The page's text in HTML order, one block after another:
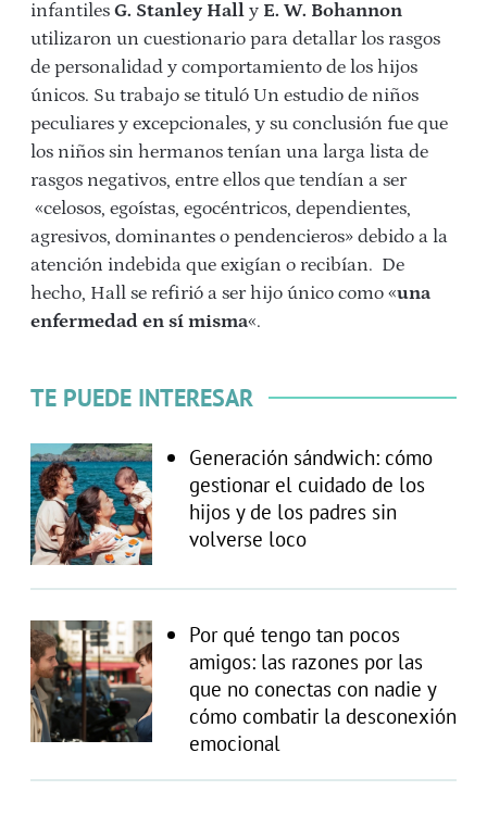
infantiles G. Stanley Hall y E. W. Bohannon
utilizaron un cuestionario para detallar los rasgos
de personalidad y comportamiento de los hijos
únicos. Su trabajo se tituló Un estudio de niños
peculiares y excepcionales, y su conclusión fue que
los niños sin hermanos tenían una larga lista de
rasgos negativos, entre ellos que tendían a ser
«celosos, egoístas, egocéntricos, dependientes,
agresivos, dominantes o pendencieros» debido a la
atención indebida que exigían o recibían. De
hecho, Hall se refirió a ser hijo único como «una
enfermedad en sí misma«.
TE PUEDE INTERESAR
Generación sándwich: cómo
gestionar el cuidado de los
hijos y de los padres sin
volverse loco
Por qué tengo tan pocos
amigos: las razones por las
que no conectas con nadie y
cómo combatir la desconexión
emocional